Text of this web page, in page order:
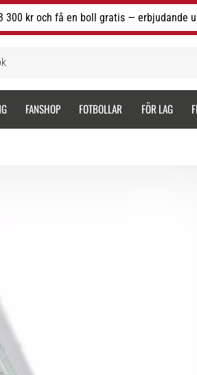
300 kr och få en boll gratis — erbjudande
FANSHOP FOTBOLLAR FÖR LAG